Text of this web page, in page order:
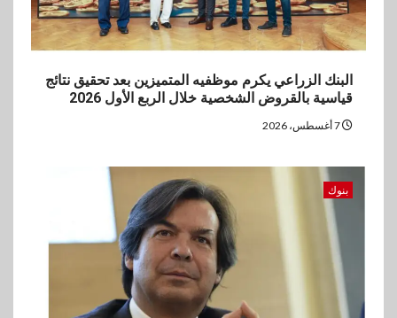
البنك الزراعي يكرم موظفيه المتميزين بعد تحقيق نتائج
قياسية بالقروض الشخصية خلال الربع الأول 2026
بنوك